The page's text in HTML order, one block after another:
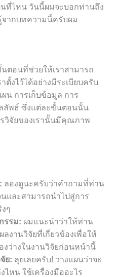
ที่ไหน วันนี้ผมจะบอกท่านถึง
ากบทความนี้ครับผม
ตอนที่ช่วยให้เราสามารถ
งไว้ได้อย่างมีระเบียบครับ
น การเก็บข้อมูล การ
ลัพธ์ ซึ่งแต่ละขั้นตอนนั้น
วิจัยของเรานั้นมีคุณภาพ
ลองดูนะครับว่าคำถามที่ท่าน
และสามารถนำไปสู่การ
ๆ
รรม: ผมแนะนำว่าให้ท่าน
งานวิจัยที่เกี่ยวข้องเพื่อให้
งว่างในงานวิจัยก่อนหน้านี้
ย: ลุยเลยครับ! วางแผนว่าจะ
ไหน ใช้เครื่องมืออะไร